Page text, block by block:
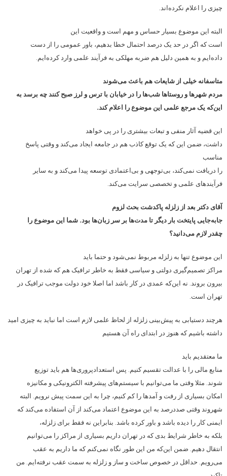
چیزی را اعلام نکرده‌اند.
البته این موضوع بسیار حساس و مهم است و واقعیت این
است که اگر در حد یک درصد احتمال خطا بدهیم، باور عمومی را از دست
داده‌ایم و به همین دلیل هم ضربه مهلکی به فرآیند علمی وارد کرده‌ایم.
متاسفانه خیلی از شایعات هم باعث می‌شوند
مردم شهرها و روستاها شب‌ها را در خیابان با ترس و لرز صبح کنند چه برسد به
این‌که یک مرجع علمی این موضوع را اعلام کند.
این قضیه آثار منفی و تبعات بیشتری را در پی خواهد
داشت، ضمن این که یک توقع کاذب هم در جامعه ایجاد می‌کند و وقتی پاسخ
مناسب
را دریافت نمی‌کند، بی‌توجهی و بی‌اعتمادی توسعه پیدا می‌کند و به سایر
فرآیندهای علمی و تخصصی سرایت می‌کند.
آقای دکتر بعد از زلزله پاکدشت بحث لزوم
جابه‌جایی پایتخت بار دیگر تا مدت‌ها بر سر زبان‌ها بود. شما این موضوع را
چقدر لازم می‌دانید؟
این موضوع تنها به زلزله مربوط نمی‌شود و حتما باید
مراکز تصمیم‌گیری دولتی و سیاسی فقط به خاطر ترافیک هم که شده از تهران
بیرون بروند. نه این‌که عمدی در کار باشد اما اصلا خود دولت موجب ترافیک در
تهران است.
هرچند دستیابی به پیش‌بینی زلزله از لحاظ علمی لازم است اما نباید به چیزی امید
داشته باشیم که هنوز در ابتدای راه آن هستیم
ما معتقدیم باید
منابع مالی را با عدالت تقسیم کنیم. پس استعدادپروری‌ها هم باید توزیع
شوند. مثلا وقتی ما می‌توانیم با سیستم‌های پیشرفته الکترونیکی و مکانیزه
امکان بسیاری از رفت و آمدها را کم کنیم، چرا به این سمت پیش نرویم. البته
شهروند وقتی صددرصد به این موضوع اعتماد می‌کند از آن استفاده می‌کند که
ایمنی کار را دیده باشد و باور کرده باشد. بنابراین نه فقط برای زلزله،
بلکه به خاطر شرایط بدی که در تهران داریم بسیاری از مراکز را می‌توانیم
انتقال دهیم. ضمن این‌که من این طور نگاه نمی‌کنم که ما داریم به عقب
می‌رویم. حداقل در خصوص ساخت و ساز و زلزله به سمت عقب نرفته‌ایم. من